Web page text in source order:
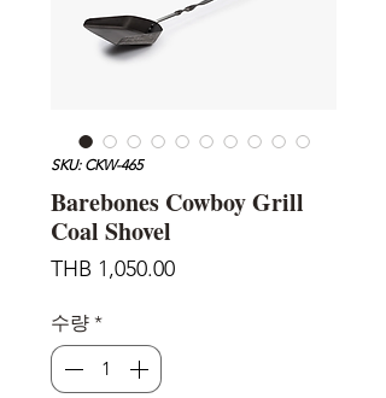
SKU: CKW-465
Barebones Cowboy Grill
Coal Shovel
THB 1,050.00가
수량 *